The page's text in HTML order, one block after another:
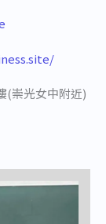
(崇光女中附近)